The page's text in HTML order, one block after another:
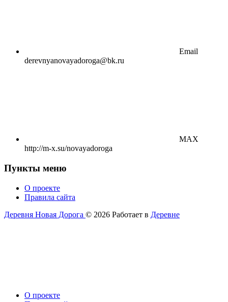
Email
derevnyanovayadoroga@bk.ru
MAX
http://m-x.su/novayadoroga
Пункты меню
О проекте
Правила сайта
Деревня Новая Дорога © 2026 Работает в Деревне
О проекте